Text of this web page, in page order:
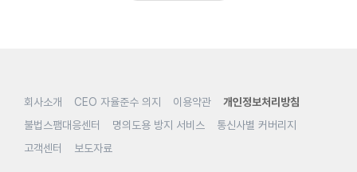
회사소개 CEO 자율준수 의지 이용약관
개인정보처리방침
불법스팸대응센터
명의도용 방지 서비스
통신사별 커버리지
고객센터
보도자료